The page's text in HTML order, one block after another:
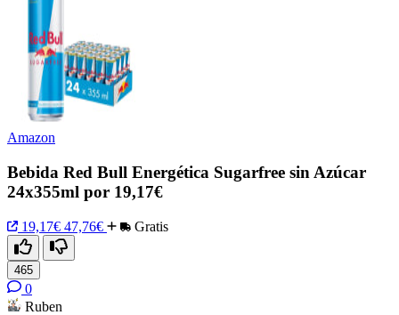
Amazon
Bebida Red Bull Energética Sugarfree sin Azúcar
24x355ml por 19,17€
19,17€ 47,76€ Gratis
465
0
Ruben